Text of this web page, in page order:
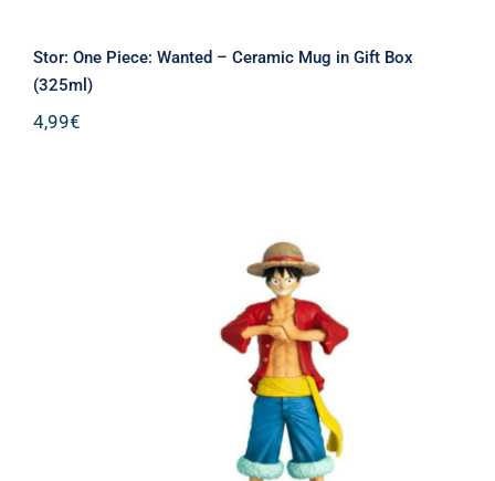
Stor: One Piece: Wanted – Ceramic Mug in Gift Box
(325ml)
4,99€
Abysse One Piece – Monkey D. Luffy
Statue (17cm)